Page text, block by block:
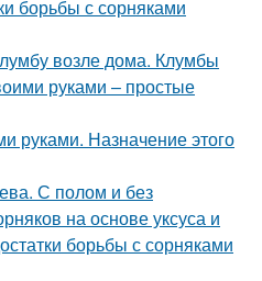
борьбы с сорняками
возле дома. Клумбы
руками – простые
руками. Назначение этого
С полом и без
на основе уксуса и
борьбы с сорняками